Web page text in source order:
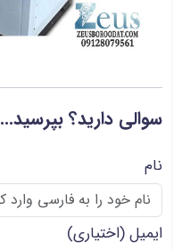
سوالی دارید؟ بپرسید...
نام
ایمیل(اختیاری)